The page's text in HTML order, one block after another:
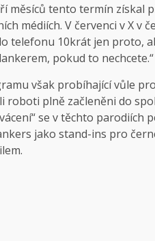
měsíců tento termín získal
médiích. V červenci v X v
telefonu 10krát jen proto,
pokud to nechcete.“
však probíhající vůle
roboti plně začleněni do
se v těchto
jako stand-ins pro